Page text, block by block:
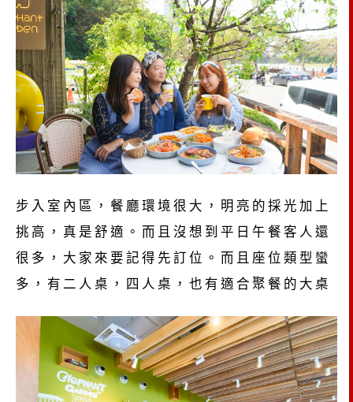
步入室內區，餐廳環境很大，明亮的採光加上
挑高，真是舒適。而且沒想到平日午餐客人還
很多，大家來要記得先訂位。而且座位類型蠻
多，有二人桌，四人桌，也有適合聚餐的大桌